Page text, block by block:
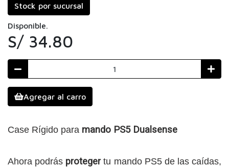
Stock por sucursal
Disponible.
S/ 34.80
Agregar al carro
Case Rígido para mando PS5 Dualsense
Ahora podrás protegertu mando PS5 de las caídas,